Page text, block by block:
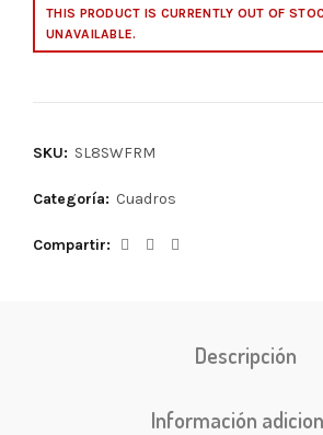
THIS PRODUCT IS CURRENTLY OUT OF
UNAVAILABLE.
SKU: SL8SWFRM
Categoría: Cuadros
Compartir
Descripción
Información